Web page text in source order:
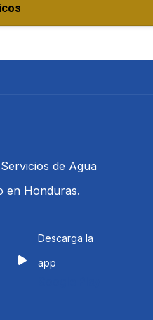
de Agua
en Honduras.
Descarga la
app